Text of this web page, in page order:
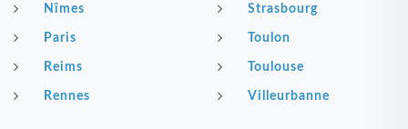
Nîmes
Paris
Reims
Rennes
Strasbourg
Toulon
Toulouse
Villeurbanne